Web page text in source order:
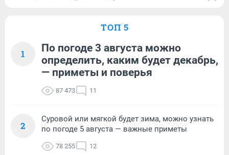
ТОП 5
1
По погоде 3 августа можно
определить, каким будет декабрь,
— приметы и поверья
87 473 11
2
Суровой или мягкой будет зима, можно узнать
по погоде 5 августа — важные приметы
78 255 12